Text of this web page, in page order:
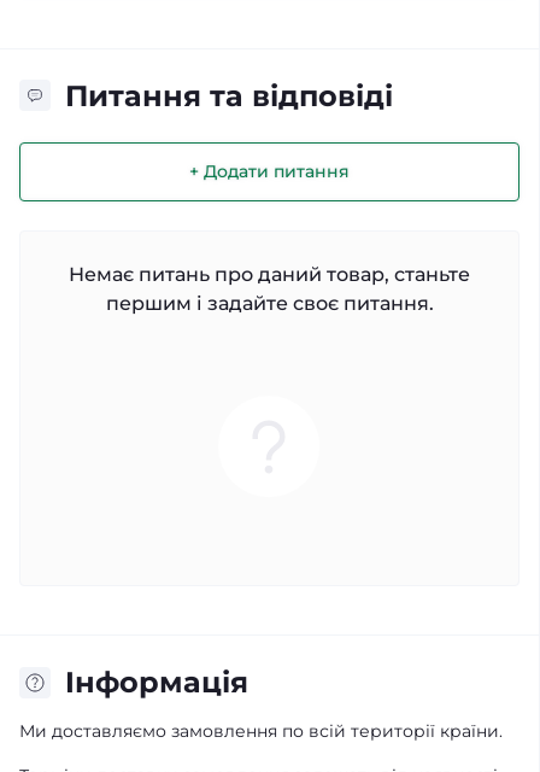
Питання та відповіді
+ Додати питання
Немає питань про даний товар, станьте
першим і задайте своє питання.
Iнформація
Ми доставляємо замовлення по всій території країни.